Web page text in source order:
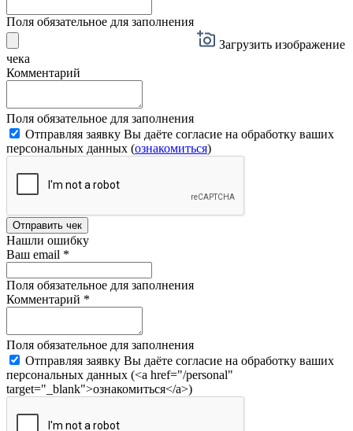
Поля обязательное для заполнения
Загрузить изображение
чека
Комментарий
Поля обязательное для заполнения
Отправляя заявку Вы даёте согласие на обработку ваших
персональных данных (ознакомиться)
Отправить чек
Нашли ошибку
Ваш email *
Поля обязательное для заполнения
Комментарий *
Поля обязательное для заполнения
Отправляя заявку Вы даёте согласие на обработку ваших
персональных данных (<a href="/personal"
target="_blank">ознакомиться</a>)